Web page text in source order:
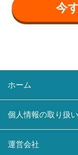
今
ホーム
個人情報の取り扱い
運営会社